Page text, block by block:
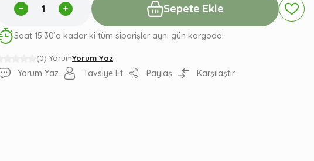
(0) YorumYorum Yaz
Sepete Ekle
Saat 15:30’a kadar ki tüm siparişler aynı gün kargoda!
Yorum Yaz Tavsiye Et Paylaş Karşılaştır